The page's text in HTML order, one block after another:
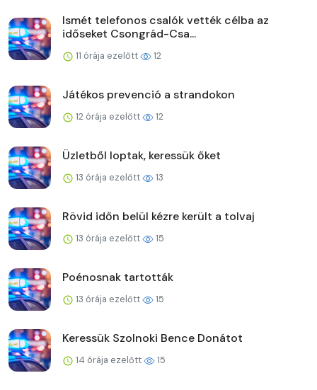
Ismét telefonos csalók vették célba az
időseket Csongrád-Csa...
11 órája ezelőtt 12
Játékos prevenció a strandokon
12 órája ezelőtt 12
Üzletből loptak, keressük őket
13 órája ezelőtt 13
Rövid időn belül kézre került a tolvaj
13 órája ezelőtt 15
Poénosnak tartották
13 órája ezelőtt 15
Keressük Szolnoki Bence Donátot
14 órája ezelőtt 15